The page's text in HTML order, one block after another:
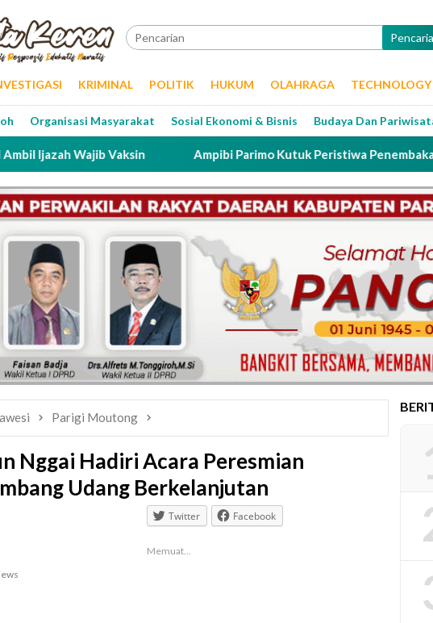
KRIMINAL POLITIK HUKUM OLAHRAGA TECHNOLOGY
Organisasi Masyarakat Sosial Ekonomi & Bisnis Budaya Dan
Vaksin Ampibi Parimo Kutuk Peristiwa Penembakan Tersangka
Parigi Moutong
Nggai Hadiri Acara Peresmian
Udang Berkelanjutan
Twitter Facebook
Memuat...